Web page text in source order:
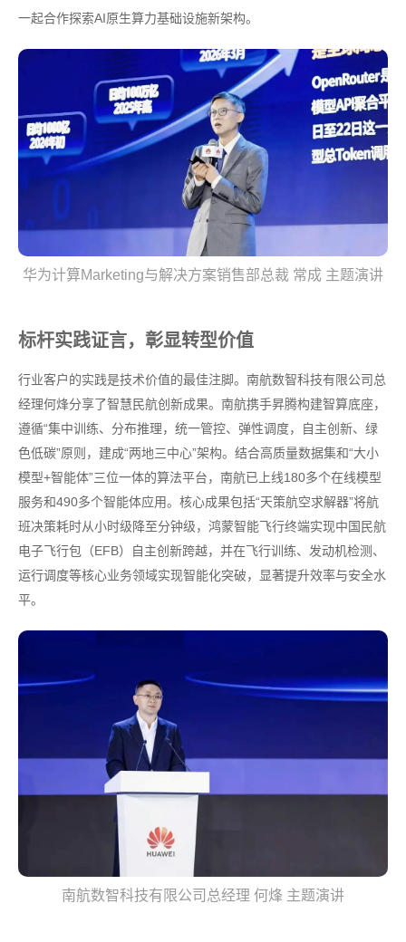
一起合作探索AI原生算力基础设施新架构。
华为计算Marketing与解决方案销售部总裁 常成 主题演讲
标杆实践证言，彰显转型价值
行业客户的实践是技术价值的最佳注脚。南航数智科技有限公司总
经理何烽分享了智慧民航创新成果。南航携手昇腾构建智算底座，
遵循“集中训练、分布推理，统一管控、弹性调度，自主创新、绿
色低碳”原则，建成“两地三中心”架构。结合高质量数据集和“大小
模型+智能体”三位一体的算法平台，南航已上线180多个在线模型
服务和490多个智能体应用。核心成果包括“天策航空求解器”将航
班决策耗时从小时级降至分钟级，鸿蒙智能飞行终端实现中国民航
电子飞行包（EFB）自主创新跨越，并在飞行训练、发动机检测、
运行调度等核心业务领域实现智能化突破，显著提升效率与安全水
平。
南航数智科技有限公司总经理 何烽 主题演讲